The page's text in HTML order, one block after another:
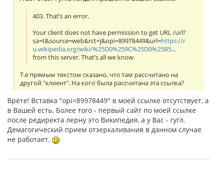
403. That’s an error.
Your client does not have permission to get URL /url?
sa=t&source=web&rct=j&opi=89978449&url=https://r
u.wikipedia.org/wiki/%25D0%259C%25D0%25B5...
from this server. That’s all we know.
Т.е прямым текстом сказано, что там рассчитано на
другой "клиент". На кого была рассчитана эта ссылка?
Врёте! Вставка "opi=89978449" в моей ссылке отсутствует, а
в Вашей есть. Более того - первый сайт по моей ссылке
после редиректа лерну это Википедия, а у Вас - гугл.
Демагогический прием отзеркаливания в данном случае
не работает.